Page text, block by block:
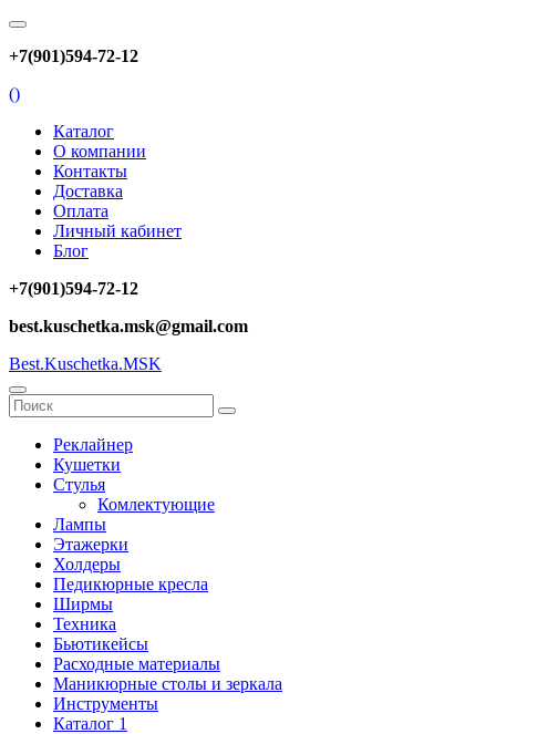
+7(901)594-72-12
()
Каталог
О компании
Контакты
Доставка
Оплата
Личный кабинет
Блог
+7(901)594-72-12
best.kuschetka.msk@gmail.com
Best.Kuschetka.MSK
Реклайнер
Кушетки
Стулья
Комлектующие
Лампы
Этажерки
Холдеры
Педикюрные кресла
Ширмы
Техника
Бьютикейсы
Расходные материалы
Маникюрные столы и зеркала
Инструменты
Каталог 1